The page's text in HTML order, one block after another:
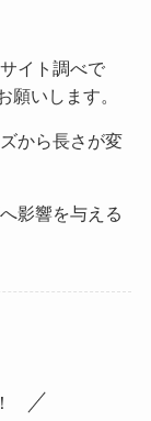
イト調べで
願いします。
から長さが変
影響を与える